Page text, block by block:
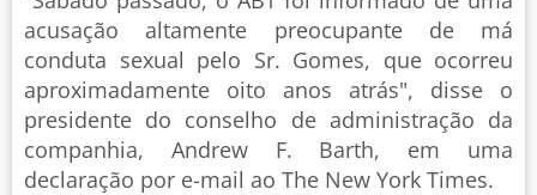
acusação altamente preocupante de má
conduta sexual pelo Sr. Gomes, que ocorreu
aproximadamente oito anos atrás", disse o
presidente do conselho de administração da
companhia, Andrew F. Barth, em uma
declaração por e-mail ao The New York Times.